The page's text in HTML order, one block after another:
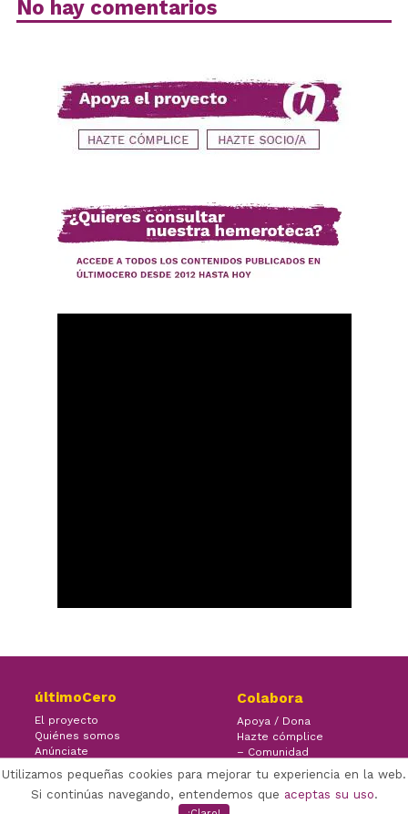
No hay comentarios
últimoCero
El proyecto
Quiénes somos
Anúnciate
Colabora
Apoya / Dona
Hazte cómplice
– Comunidad
– Ayuda
Utilizamos pequeñas cookies para mejorar tu experiencia en la web.
Si continúas navegando, entendemos que aceptas su uso.